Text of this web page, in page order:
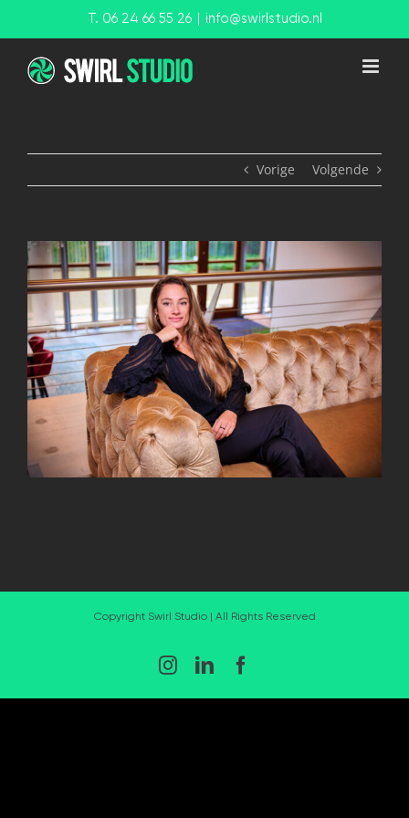
T. 06 24 66 55 26 | info@swirlstudio.nl
Vorige Volgende
View
Larger
Image
Copyright Swirl Studio | All Rights Reserved
Instagram
LinkedIn